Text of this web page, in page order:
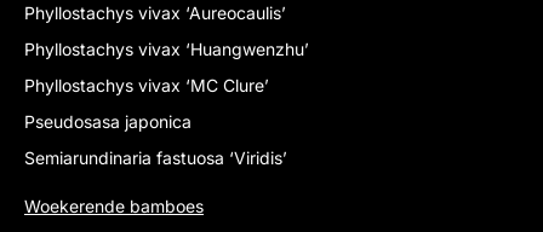
Phyllostachys vivax ‘Aureocaulis’
Phyllostachys vivax ‘Huangwenzhu’
Phyllostachys vivax ‘MC Clure’
Pseudosasa japonica
Semiarundinaria fastuosa ‘Viridis’
Woekerende bamboes